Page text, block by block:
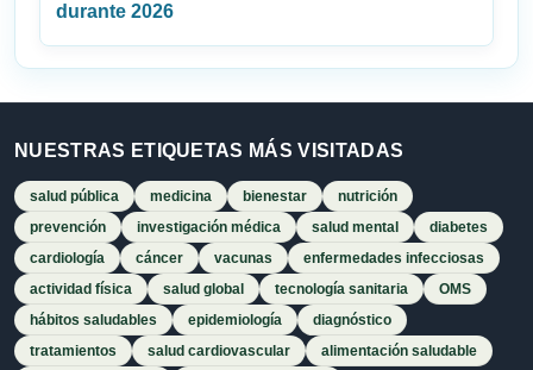
durante 2026
NUESTRAS ETIQUETAS MÁS VISITADAS
salud pública medicina bienestar
nutrición
prevención
investigación médica salud mental
diabetes
cardiología
cáncer vacunas
enfermedades infecciosas
actividad física
salud global tecnología sanitaria
OMS
hábitos saludables
epidemiología
diagnóstico
tratamientos
salud cardiovascular
alimentación saludable